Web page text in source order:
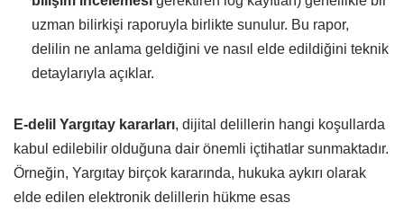
uzman bilirkişi raporuyla birlikte sunulur. Bu rapor,
delilin ne anlama geldiğini ve nasıl elde edildiğini teknik
detaylarıyla açıklar.
E-delil Yargıtay kararları, dijital delillerin hangi koşullarda
kabul edilebilir olduğuna dair önemli içtihatlar sunmaktadır.
Örneğin, Yargıtay birçok kararında, hukuka aykırı olarak
elde edilen elektronik delillerin hükme esas